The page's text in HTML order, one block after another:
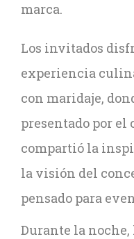
marca.
Los invitados
experiencia
con maridaje,
presentado por el
compartió la
la visión del
pensado para
Durante la